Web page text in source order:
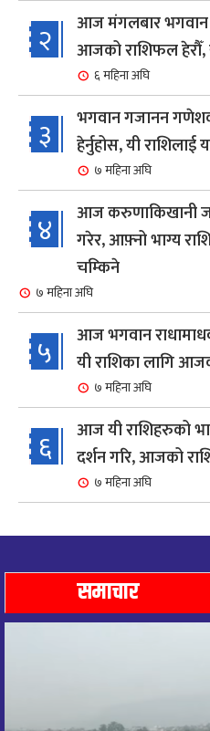
२
आज मंगलबार भगवान
आजको राशिफल हेरौँ,
६ महिना अघि
३
भगवान गजानन
हेर्नुहोस, यी राशिलाई
७ महिना अघि
४
आज करुणाकिखानी
गरेर, आफ़्नो भाग्य
चम्किने
७ महिना अघि
५
आज भगवान
यी राशिका लागि
७ महिना अघि
६
आज यी राशिहरुको
दर्शन गरि, आजको
७ महिना अघि
७
८ महिना अघि
८
आज पाथिभारा
आज माताभगवती
समाचार